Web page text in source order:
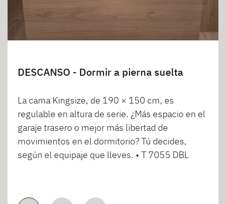
DESCANSO - Dormir a pierna suelta
La cama Kingsize, de 190 × 150 cm, es
regulable en altura de serie. ¿Más espacio en el
garaje trasero o mejor más libertad de
movimientos en el dormitorio? Tú decides,
según el equipaje que lleves. • T 7055 DBL